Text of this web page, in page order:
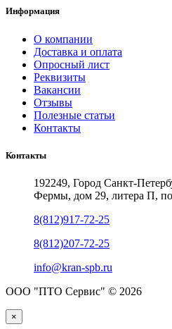
Информация
О компании
Доставка и оплата
Опросный лист
Реквизиты
Вакансии
Отзывы
Полезные статьи
Контакты
Контакты
192249, Город Санкт-
Фермы, дом 29, литера П,
8(812)917-72-25
8(812)207-72-25
info@kran-spb.ru
ООО "ПТО Сервис" © 2026
×